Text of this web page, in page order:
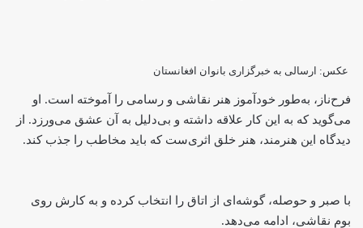
عکس: ارسالی به خبرگزاری بانوان افغانستان
فرح‌ناز، به‌طور خودآموز هنر نقاشی و رسامی را آموخته است. او
می‌گوید که به این کار علاقه داشته و بی‌دلیل به آن عشق می‌ورزد. از
دیدگاه این هنرمند، هنر خلق اثری‌ست که باید مخاطب را جذب کند.
با صبر و حوصله، گوشه‌ای از اتاق را انتخاب کرده و به کارش روی
بوم نقاشی، ادامه می‌دهد.